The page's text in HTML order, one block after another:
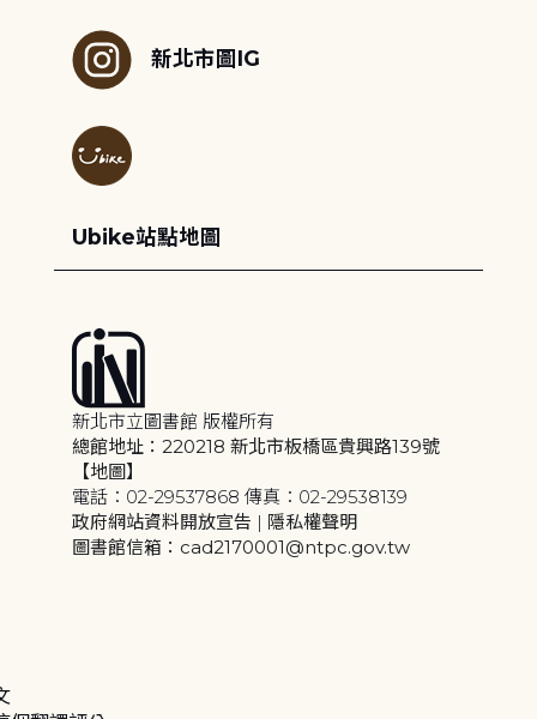
新北市圖IG
Ubike站點地圖
新北市立圖書館 版權所有
總館地址：220218 新北市板橋區貴興路139號
【地圖】
電話：02-29537868 傳真：02-29538139
政府網站資料開放宣告 | 隱私權聲明
圖書館信箱：cad2170001@ntpc.gov.tw